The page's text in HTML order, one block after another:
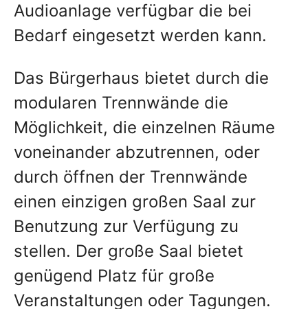
Audioanlage verfügbar die bei
Bedarf eingesetzt werden kann.
Das Bürgerhaus bietet durch die
modularen Trennwände die
Möglichkeit, die einzelnen Räume
voneinander abzutrennen, oder
durch öffnen der Trennwände
einen einzigen großen Saal zur
Benutzung zur Verfügung zu
stellen. Der große Saal bietet
genügend Platz für große
Veranstaltungen oder Tagungen.